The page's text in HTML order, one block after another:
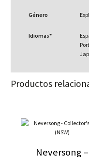
Género
Idiomas*
Productos
Neversong –